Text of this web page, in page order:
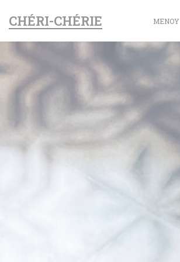
CHÉRI-CHÉRIE ΜΕΝΟΎ